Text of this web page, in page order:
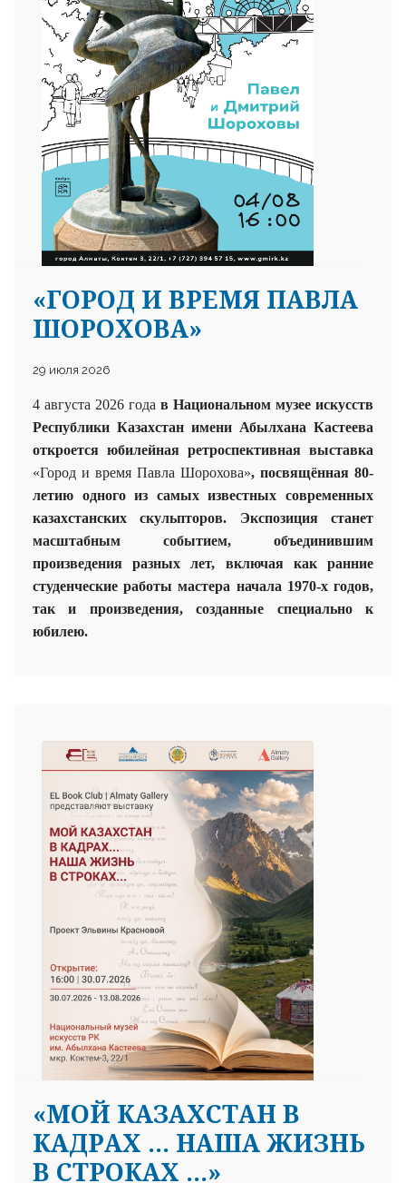
«ГОРОД И ВРЕМЯ ПАВЛА
ШОРОХОВА»
29 июля 2026
4 августа 2026 года в Национальном музее искусств
Республики Казахстан имени Абылхана Кастеева
откроется юбилейная ретроспективная выставка
«Город и время Павла Шорохова», посвящённая 80-
летию одного из самых известных современных
казахстанских скульпторов. Экспозиция станет
масштабным событием, объединившим
произведения разных лет, включая как ранние
студенческие работы мастера начала 1970-х годов,
так и произведения, созданные специально к
юбилею.
«МОЙ КАЗАХСТАН В
КАДРАХ … НАША ЖИЗНЬ
В СТРОКАХ …»